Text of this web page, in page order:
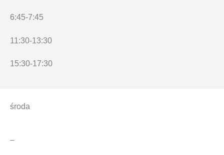
6:45-7:45
11:30-13:30
15:30-17:30
środa
–